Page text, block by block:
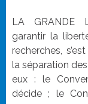
LA GRANDE
garantir la
recherches,
la séparation
eux : le
décide ; le